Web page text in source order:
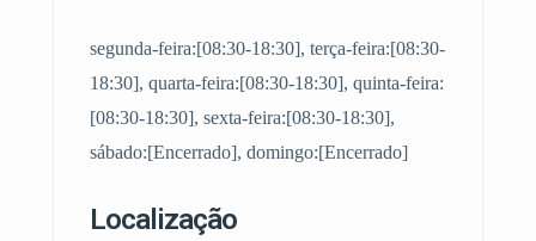
segunda-feira:[08:30-18:30], terça-feira:[08:30-
18:30], quarta-feira:[08:30-18:30], quinta-feira:
[08:30-18:30], sexta-feira:[08:30-18:30],
sábado:[Encerrado], domingo:[Encerrado]
Localização